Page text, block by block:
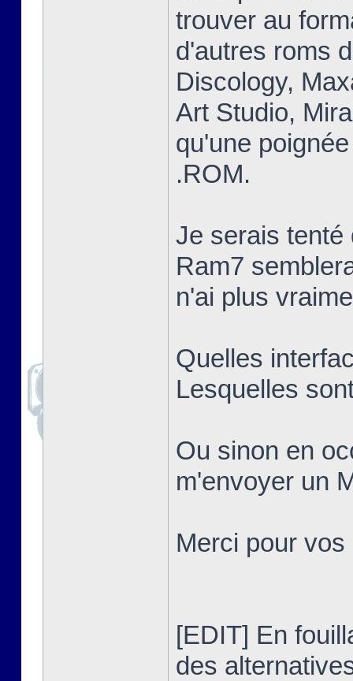
trouver au
d'autres roms
Discology,
Art Studio,
qu'une
.ROM.
Je serais tenté
Ram7
n'ai plus
Quelles
Lesquelles
Ou sinon en
m'envoyer un
Merci pour
[EDIT] En
des